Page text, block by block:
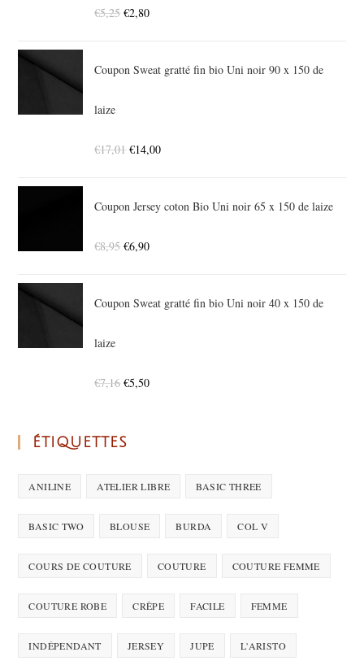
€5,25 €2,80
Coupon Sweat gratté fin bio Uni noir 90 x 150 de
laize
€17,01 €14,00
Coupon Jersey coton Bio Uni noir 65 x 150 de laize
€8,95 €6,90
Coupon Sweat gratté fin bio Uni noir 40 x 150 de
laize
€7,16 €5,50
ÉTIQUETTES
ANILINE ATELIER LIBRE BASIC THREE
BASIC TWO BLOUSE BURDA COL V
COURS DE COUTURE COUTURE COUTURE FEMME
COUTURE ROBE CRÊPE FACILE FEMME
INDÉPENDANT JERSEY JUPE L'ARISTO